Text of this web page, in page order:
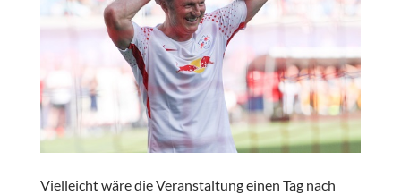
Vielleicht wäre die Veranstaltung einen Tag nach